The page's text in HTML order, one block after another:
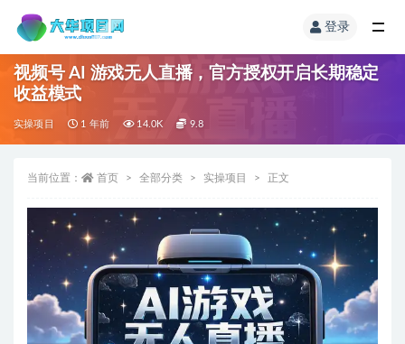
登录
视频号 AI 游戏无人直播，官方授权开启长期稳定
收益模式
实操项目 1 年前 14.0K 9.8
当前位置： 首页 全部分类 实操项目 正文